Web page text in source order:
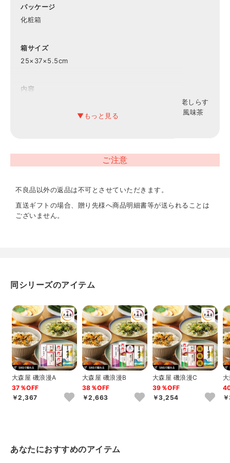
パッケージ
化粧箱
箱サイズ
25×37×5.5cm
内容
焼海苔（8切8枚×2）・海苔茶漬け（5.4g×4）・海老しらす
ふりかけ（3g×3）・紀州梅干し(1粒×2)×各1、かに風味茶
アレルギー表示
小麦・乳・えび・かに
ご注意
不良品以外の返品は不可とさせていただきます。
直送ギフトの場合、贈り先様へ商品明細書等が送られることは
ございません。
同シリーズのアイテム
大森屋 磯浪漫A
37％OFF
￥2,367
大森屋 磯浪漫B
38％OFF
￥2,663
大森屋 磯浪漫C
39％OFF
￥3,254
あなたにおすすめのアイテム